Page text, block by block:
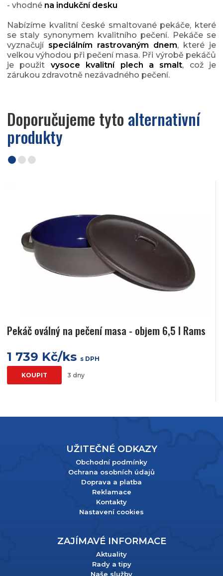
- vhodné na indukční desku
Nabízíme kvalitní české smaltované pekáče, které
se staly synonymem kvalitního pečení. Pekáče se
vyznačují speciálním rastrovaným dnem, které je
velkou výhodou při pečení masa. Při výrobě pekáčů
je použit vysoce kvalitní plech a smalt, což je
zárukou zdravotně nezávadného pečení.
Doporučujeme tyto alternativní
produkty
Pekáč oválný na pečení masa - objem 6,5 l Rams
1 739 Kč/ks s DPH
KOUPIT 3 dny
UŽITEČNÉ ODKAZY
Obchodní podmínky
Ochrana osobních údajů
Doprava a platba
Reklamace
Kontakty
Nastavení cookies
ZAJÍMAVÉ INFORMACE
Aktuality
Rady a tipy
Naše služby